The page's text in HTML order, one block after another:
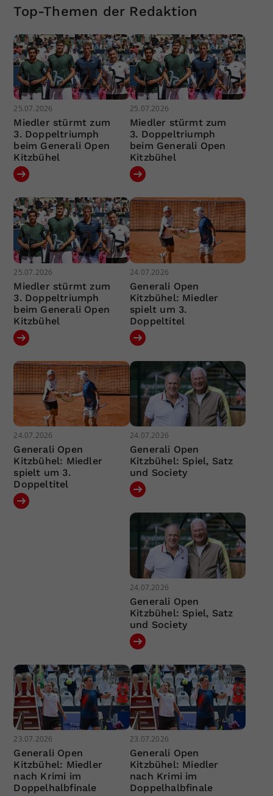
Top-Themen der Redaktion
25.07.2026
Miedler stürmt zum
3. Doppeltriumph
beim Generali Open
Kitzbühel
25.07.2026
Miedler stürmt zum
3. Doppeltriumph
beim Generali Open
Kitzbühel
25.07.2026
Miedler stürmt zum
3. Doppeltriumph
beim Generali Open
Kitzbühel
24.07.2026
Generali Open
Kitzbühel: Miedler
spielt um 3.
Doppeltitel
24.07.2026
Generali Open
Kitzbühel: Miedler
spielt um 3.
Doppeltitel
24.07.2026
Generali Open
Kitzbühel: Spiel, Satz
und Society
24.07.2026
Generali Open
Kitzbühel: Spiel, Satz
und Society
23.07.2026
Generali Open
Kitzbühel: Miedler
nach Krimi im
Doppelhalbfinale
23.07.2026
Generali Open
Kitzbühel: Miedler
nach Krimi im
Doppelhalbfinale